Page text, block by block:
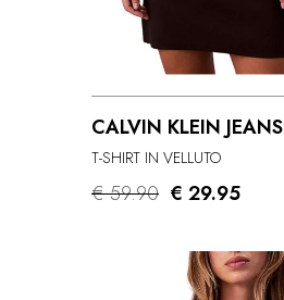
CALVIN KLEIN JEANS
T-SHIRT IN VELLUTO
€ 59.90 € 29.95